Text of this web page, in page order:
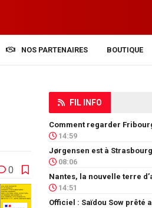
NOS PARTENAIRES BOUTIQUE
0
FIL INFO
Comment regarder
14:59
08:06
14:51
Officiel : Saïdou Sow prêté